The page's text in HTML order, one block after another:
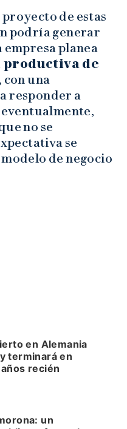
de estas
podría generar
empresa planea
productiva de
, con una
responder a
no se
se
de negocio
en Alemania
terminará en
recién
un